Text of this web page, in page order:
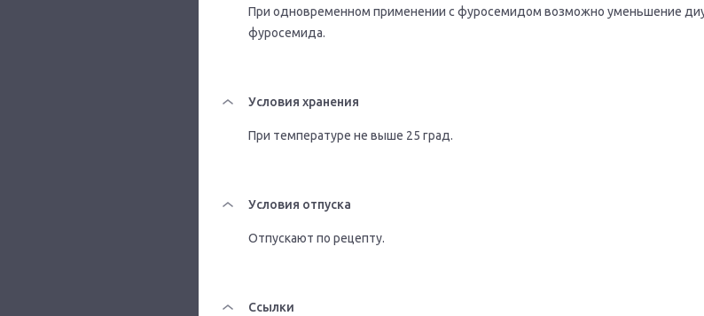
При одновременном применении с фуросемидом возможно уменьшение
фуросемида.
Условия хранения
При температуре не выше 25 град.
Условия отпуска
Отпускают по рецепту.
Ссылки